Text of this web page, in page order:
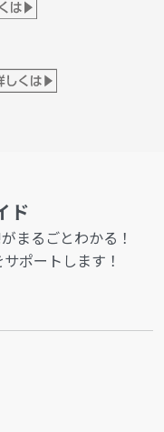
ド
まるごとわかる！
ポートします！